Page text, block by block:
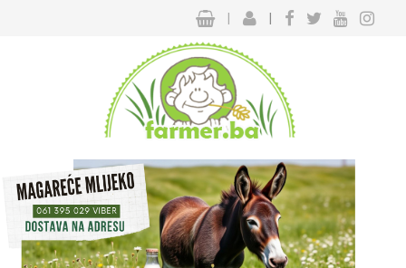
| |